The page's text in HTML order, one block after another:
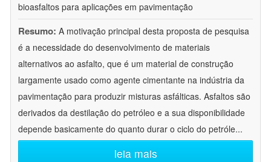
bioasfaltos para aplicações em pavimentação
Resumo: A motivação principal desta proposta de pesquisa
é a necessidade do desenvolvimento de materiais
alternativos ao asfalto, que é um material de construção
largamente usado como agente cimentante na indústria da
pavimentação para produzir misturas asfálticas. Asfaltos são
derivados da destilação do petróleo e a sua disponibilidade
depende basicamente do quanto durar o ciclo do petróle...
leia mais